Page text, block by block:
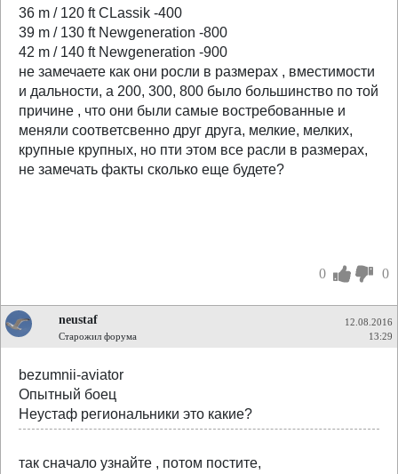
36 m / 120 ft CLassik -400
39 m / 130 ft Newgeneration -800
42 m / 140 ft Newgeneration -900
не замечаете как они росли в размерах , вместимости
и дальности, а 200, 300, 800 было большинство по той
причине , что они были самые востребованные и
меняли соответсвенно друг друга, мелкие, мелких,
крупные крупных, но пти этом все расли в размерах,
не замечать факты сколько еще будете?
0 0
neustaf
Старожил форума
12.08.2016
13:29
bezumnii-aviator
Опытный боец
Неустаф региональники это какие?
так сначало узнайте , потом постите,